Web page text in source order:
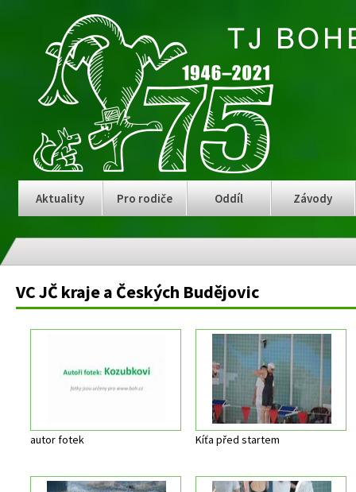
Aktuality Pro rodiče Oddíl Závody
VC JČ kraje a Českých Budějovic
autor fotek Kíťa před startem